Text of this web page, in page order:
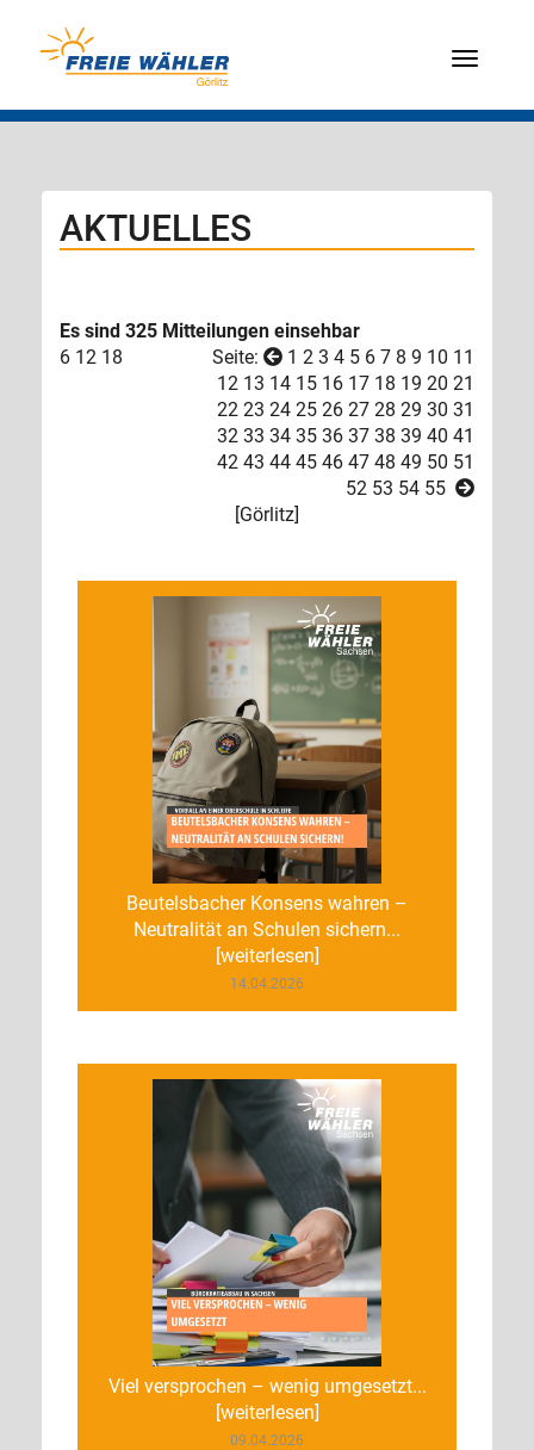
Menü
AKTUELLES
Es sind 325 Mitteilungen einsehbar
6 12 18 Seite: 1 2 3 4 5 6 7 8 9 10 11
12 13 14 15 16 17 18 19 20 21
22 23 24 25 26 27 28 29 30 31
32 33 34 35 36 37 38 39 40 41
42 43 44 45 46 47 48 49 50 51
52 53 54 55
[Görlitz]
Beutelsbacher Konsens wahren –
Neutralität an Schulen sichern...
[weiterlesen]
14.04.2026
Viel versprochen – wenig umgesetzt...
[weiterlesen]
09.04.2026